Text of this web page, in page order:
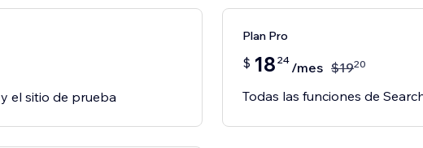
el sitio de prueba
Plan Pro
$ 18 24 /mes $1920
Todas las funciones de